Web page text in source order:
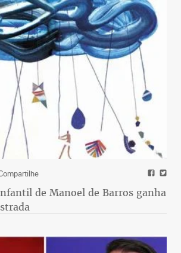
de Manoel de Barros ganha